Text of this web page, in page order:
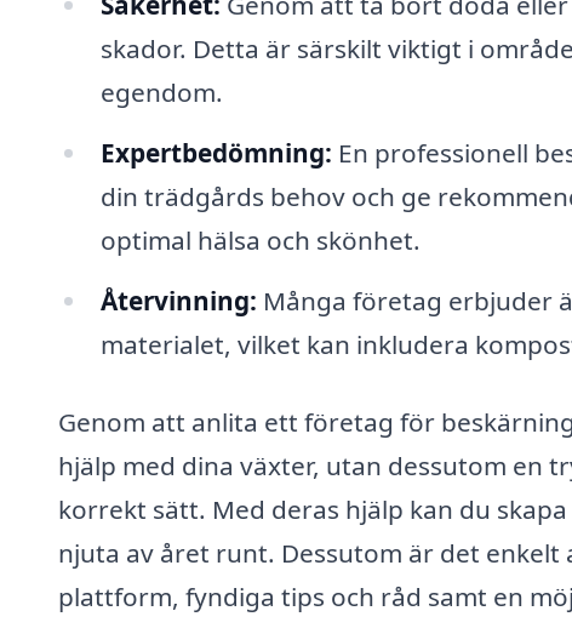
skador. Detta är särskilt viktigt i
egendom.
Expertbedömning: En professionell
din trädgårds behov och ge
optimal hälsa och skönhet.
Återvinning: Många företag erbjuder
materialet, vilket kan inkludera
Genom att anlita ett företag för
hjälp med dina växter, utan dessutom en
korrekt sätt. Med deras hjälp kan du
njuta av året runt. Dessutom är det
plattform, fyndiga tips och råd samt en